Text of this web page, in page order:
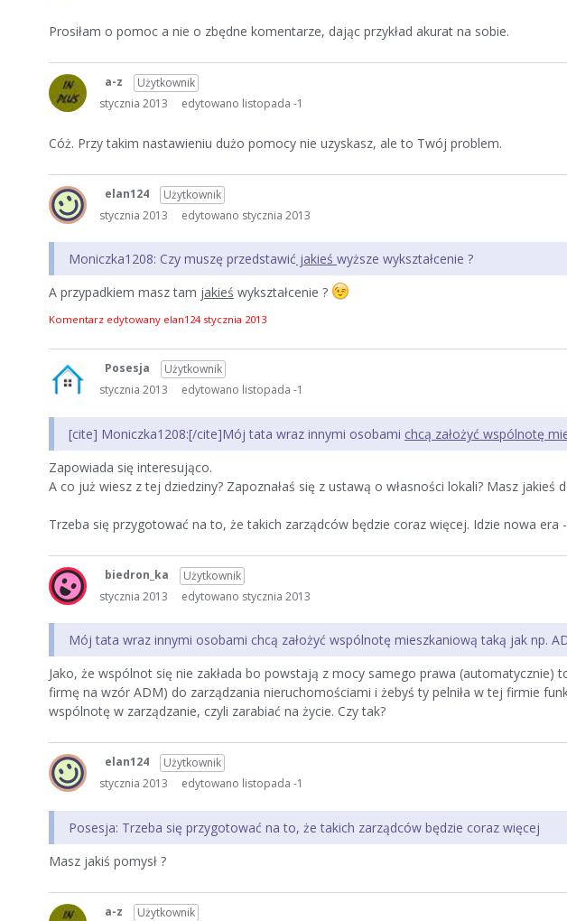
Prosiłam o pomoc a nie o zbędne komentarze, dając przykład akurat na sobie.
a-z
Użytkownik
stycznia 2013
edytowano listopada -1
Cóż. Przy takim nastawieniu dużo pomocy nie uzyskasz, ale to Twój problem.
elan124
Użytkownik
stycznia 2013
edytowano stycznia 2013
Moniczka1208: Czy muszę przedstawić jakieś wyższe wykształcenie ?
A przypadkiem masz tam jakieś wykształcenie ?
Komentarz edytowany elan124 stycznia 2013
Posesja
Użytkownik
stycznia 2013
edytowano listopada -1
[cite] Moniczka1208:[/cite]Mój tata wraz innymi osobami chcą założyć wspólnotę
Zapowiada się interesująco.
A co już wiesz z tej dziedziny? Zapoznałaś się z ustawą o własności lokali? Masz jakieś
Trzeba się przygotować na to, że takich zarządców będzie coraz więcej. Idzie nowa
biedron_ka
Użytkownik
stycznia 2013
edytowano stycznia 2013
Mój tata wraz innymi osobami chcą założyć wspólnotę mieszkaniową taką jak np.
Jako, że wspólnot się nie zakłada bo powstają z mocy samego prawa (automatycznie)
firmę na wzór ADM) do zarządzania nieruchomościami i żebyś ty pelniła w tej firmie
wspólnotę w zarządzanie, czyli zarabiać na życie. Czy tak?
elan124
Użytkownik
stycznia 2013
edytowano listopada -1
Posesja: Trzeba się przygotować na to, że takich zarządców będzie coraz więcej
Masz jakiś pomysł ?
a-z
Użytkownik